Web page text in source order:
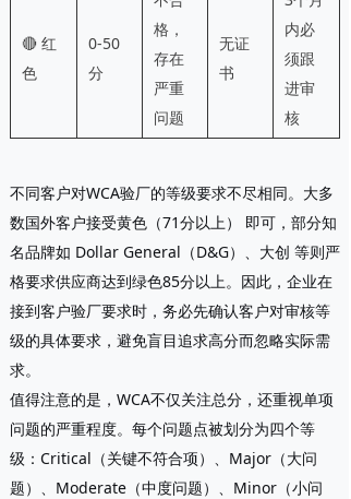
🔴 红
色
0-50
分
格，
存在
严重
问题
无证
书
内必
须跟
进审
核
不同客户对WCA验厂的等级要求不尽相同。大多
数国外客户接受黄色（71分以上）
即可，部分知
名品牌如 Dollar General（D&G）、大创 等则严
格要求供应商达到绿色85分以上。因此，企业在
接到客户验厂要求时，务必先确认客户对审核等
级的具体要求，避免盲目追求高分而忽略实际需
求。
值得注意的是，WCA不仅关注总分，还重视单项
问题的严重程度。每个问题点被划分为四个等
级：Critical（关键不符合项）、Major（大问
题）、Moderate（中度问题）、Minor（小问